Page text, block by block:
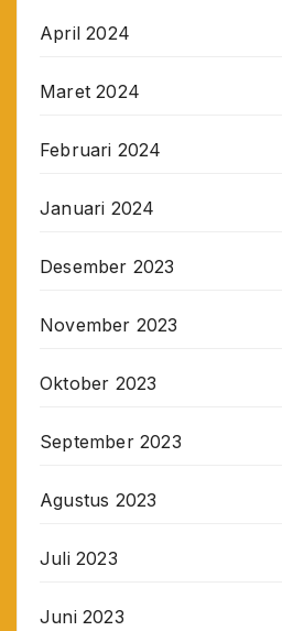
April 2024
Maret 2024
Februari 2024
Januari 2024
Desember 2023
November 2023
Oktober 2023
September 2023
Agustus 2023
Juli 2023
Juni 2023